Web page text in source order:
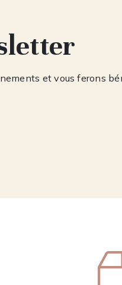
et vous ferons